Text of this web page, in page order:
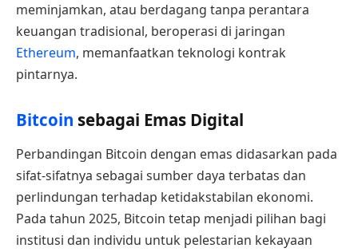
meminjamkan, atau berdagang tanpa perantara
keuangan tradisional, beroperasi di jaringan
Ethereum, memanfaatkan teknologi kontrak
pintarnya.
Bitcoin sebagai Emas Digital
Perbandingan Bitcoin dengan emas didasarkan pada
sifat-sifatnya sebagai sumber daya terbatas dan
perlindungan terhadap ketidakstabilan ekonomi.
Pada tahun 2025, Bitcoin tetap menjadi pilihan bagi
institusi dan individu untuk pelestarian kekayaan